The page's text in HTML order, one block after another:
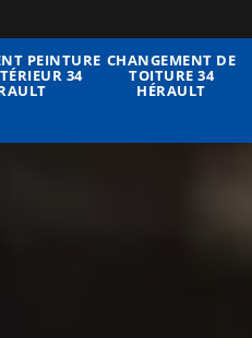
PEINTURE
34
CHANGEMENT DE
TOITURE 34
HÉRAULT